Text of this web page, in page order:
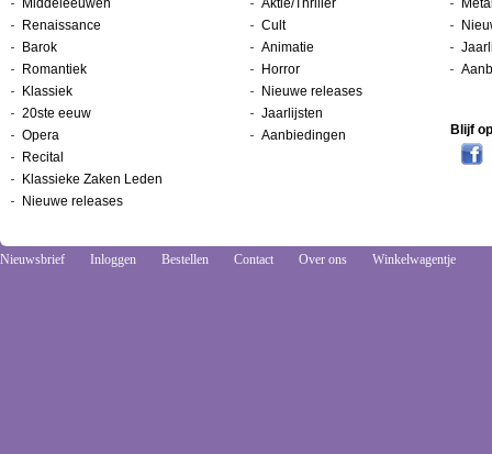
Middeleeuwen
Renaissance
Barok
Romantiek
Klassiek
20ste eeuw
Opera
Recital
Klassieke Zaken Leden
Nieuwe releases
Aktie/Thriller
Cult
Animatie
Horror
Nieuwe releases
Jaarlijsten
Aanbiedingen
Blijf
Nieuwsbrief Inloggen Bestellen Contact Over ons Winkelwagentje